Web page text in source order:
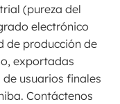
(pureza del
electrónico
de producción de
exportadas
usuarios finales
Contáctenos